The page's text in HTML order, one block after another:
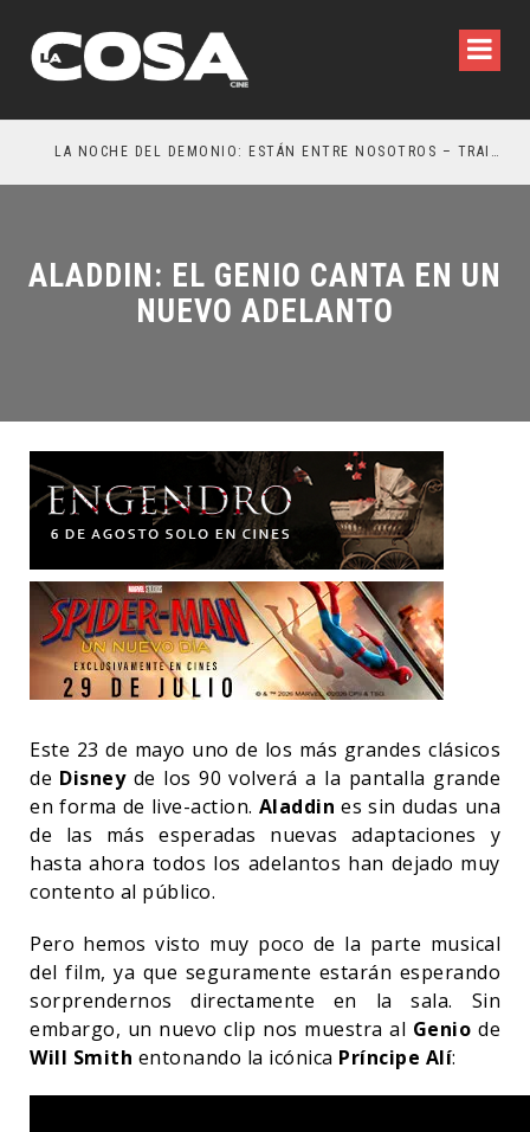
LA NOCHE DEL DEMONIO: ESTÁN ENTRE NOSOTROS – TRAILER FINAL
ALADDIN: EL GENIO CANTA EN UN
NUEVO ADELANTO
Este 23 de mayo uno de los más grandes clásicos
de Disneyde los 90 volverá a la pantalla grande
en forma de live-action. Aladdin es sin dudas una
de las más esperadas nuevas adaptaciones y
hasta ahora todos los adelantos han dejado muy
contento al público.
Pero hemos visto muy poco de la parte musical
del film, ya que seguramente estarán esperando
sorprendernos directamente en la sala. Sin
embargo, un nuevo clip nos muestra al Genio de
Will Smith entonando la icónica Príncipe Alí: